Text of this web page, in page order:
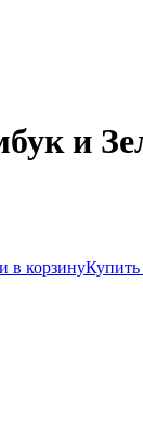
и
в корзинуКупить